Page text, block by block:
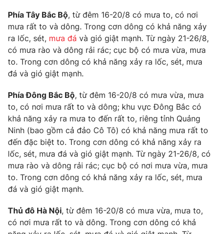
Góc doanh nghiệp
Truyền hình
Phim VTV
Hậu trường
Nhân vật
Khán giả
Giải sao mai
Giải trí
Điện ảnh
Sao
Đời sống
Du lịch
Làm đẹp
Chất lượng cuộc sống
Giáo dục
Tuyển sinh
Học trực tuyến
Công nghệ
Hitech Công nghệ tương lai
Sản phẩm
Thị trường
Tư vấn
Giao lưu trực tuyến
Lịch phát sóng
Chuyên mục khác
Phía Tây Bắc Bộ, từ đêm 16-20/8 có mưa to, có nơi
mưa rất to và dông. Trong cơn dông có khả năng xảy
ra lốc, sét, mưa đá và gió giật mạnh. Từ ngày 21-26/8,
có mưa rào và dông rải rác; cục bộ có mưa vừa, mưa
to. Trong cơn dông có khả năng xảy ra lốc, sét, mưa
đá và gió giật mạnh.
Phía Đông Bắc Bộ, từ đêm 16-20/8 có mưa vừa, mưa
to, có nơi mưa rất to và dông; khu vực Đông Bắc có
khả năng xảy ra mưa to đến rất to, riêng tỉnh Quảng
Ninh (bao gồm cả đảo Cô Tô) có khả năng mưa rất to
đến đặc biệt to. Trong cơn dông có khả năng xảy ra
lốc, sét, mưa đá và gió giật mạnh. Từ ngày 21-26/8, có
mưa rào và dông rải rác; cục bộ có nơi mưa vừa, mưa
to. Trong cơn dông có khả năng xảy ra lốc, sét, mưa
đá và gió giật mạnh.
Thủ đô Hà Nội, từ đêm 16-20/8 có mưa vừa, mưa to,
có nơi mưa rất to và dông. Trong cơn dông có khả